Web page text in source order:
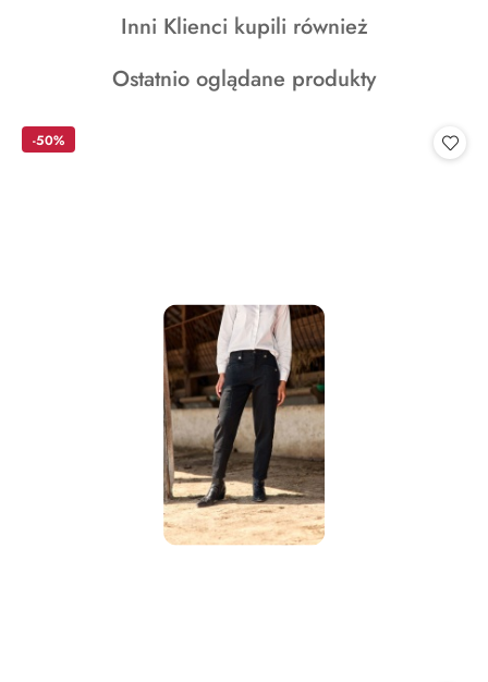
statusie:
Produkty
statusie:
Inni Klienci kupili również
Produkty
Ostatnio oglądane produkty
-50%